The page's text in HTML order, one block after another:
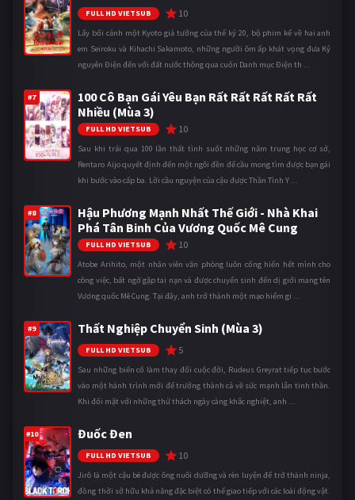
FULL HD VIETSUB 10
Lấy bối cảnh một Kyoto giả tưởng của thế kỷ 20, bộ phim kể về hai anh
em Seiroku và Kihachi Sakamoto, những người ôm ấp khát vọng đưa Kỷ
nguyên Điện đến với đất nước thông qua cuốn Danh mục Điện th ...
#7
100 Cô Bạn Gái Yêu Bạn Rất Rất Rất Rất Rất
Nhiều (Mùa 3)
FULL HD VIETSUB 10
Sau khi trải qua 100 lần thất tình suốt những năm trung học cơ sở,
Rentaro Aijo quyết định đến một ngôi đền để cầu mong tìm được bạn gái
khi bước vào cấp ba. Lời cầu nguyện của cậu được Thần Tình Y ...
#8
Hậu Phương Mạnh Nhất Thế Giới - Nhà Khai
Phá Tân Binh Của Vương Quốc Mê Cung
FULL HD VIETSUB 10
Atobe Arihito, một nhân viên văn phòng luôn cống hiến hết mình cho
công việc, bất ngờ gặp tai nạn và được chuyển sinh đến dị giới mang tên
Vương quốc Mê Cung. Tại đây, anh trở thành một mạo hiểm gi ...
#9 Thất Nghiệp Chuyển Sinh (Mùa 3)
FULL HD VIETSUB 5
Sau những biến cố làm thay đổi cuộc đời, Rudeus Greyrat tiếp tục bước
vào một hành trình mới để trưởng thành cả về sức mạnh lẫn tinh thần.
Khi đối mặt với những thử thách ngày càng khắc nghiệt, anh ...
#10 Đuốc Đen
FULL HD VIETSUB 10
Jirô là một cậu bé được ông nuôi dưỡng và rèn luyện để trở thành ninja,
đồng thời sở hữu khả năng đặc biệt có thể giao tiếp với các loài động vật.